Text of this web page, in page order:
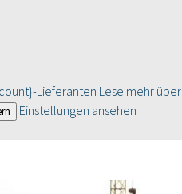
Lieferanten Lese mehr
Einstellungen ansehen